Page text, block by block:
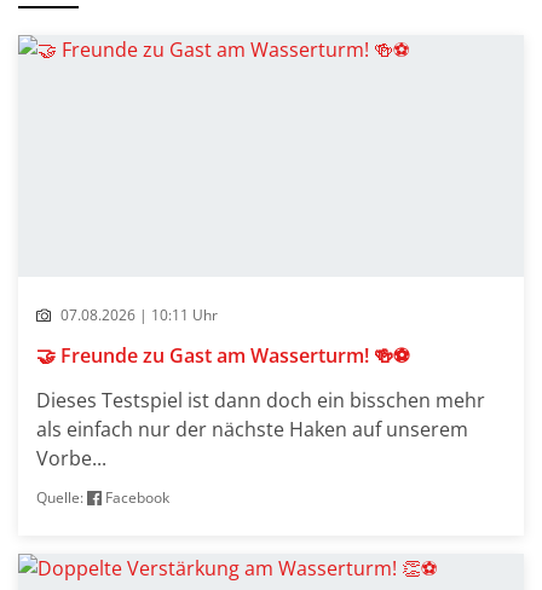
07.08.2026 | 10:11 Uhr
🤝 Freunde zu Gast am Wasserturm! 🍻⚽
Dieses Testspiel ist dann doch ein bisschen mehr
als einfach nur der nächste Haken auf unserem
Vorbe...
Quelle: Facebook